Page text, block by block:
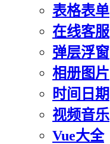
表格表单
在线客服
弹层浮窗
相册图片
时间日期
视频音乐
Vue大全